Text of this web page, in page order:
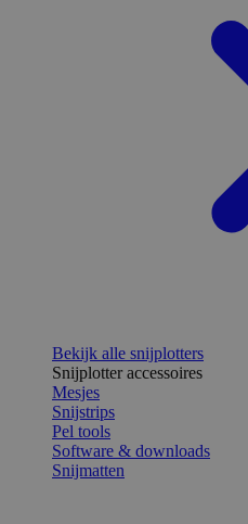
Bekijk alle snijplotters
Snijplotter accessoires
Mesjes
Snijstrips
Pel tools
Software & downloads
Snijmatten